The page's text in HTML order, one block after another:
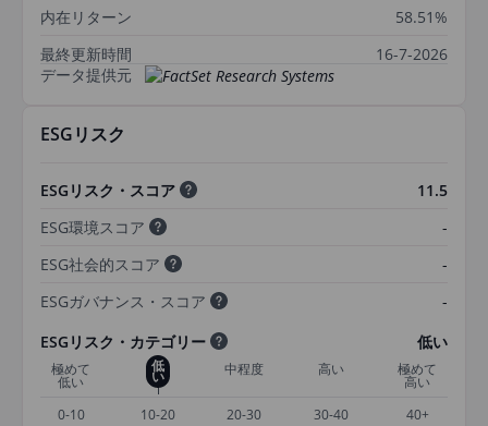
内在リターン
58.51%
最終更新時間
16-7-2026
データ提供元
ESGリスク
ESGリスク・スコア
11.5
ESG環境スコア
-
ESG社会的スコア
-
ESGガバナンス・スコア
-
ESGリスク・カテゴリー
低い
極めて
低い
低
い 中程度 高い 極めて
高い
0-10
10-20 20-30 30-40 40+